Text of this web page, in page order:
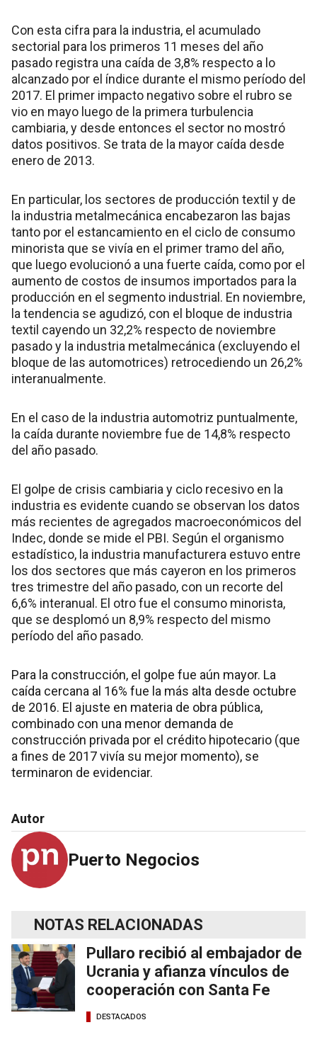
Con esta cifra para la industria, el acumulado
sectorial para los primeros 11 meses del año
pasado registra una caída de 3,8% respecto a lo
alcanzado por el índice durante el mismo período del
2017. El primer impacto negativo sobre el rubro se
vio en mayo luego de la primera turbulencia
cambiaria, y desde entonces el sector no mostró
datos positivos. Se trata de la mayor caída desde
enero de 2013.
En particular, los sectores de producción textil y de
la industria metalmecánica encabezaron las bajas
tanto por el estancamiento en el ciclo de consumo
minorista que se vivía en el primer tramo del año,
que luego evolucionó a una fuerte caída, como por el
aumento de costos de insumos importados para la
producción en el segmento industrial. En noviembre,
la tendencia se agudizó, con el bloque de industria
textil cayendo un 32,2% respecto de noviembre
pasado y la industria metalmecánica (excluyendo el
bloque de las automotrices) retrocediendo un 26,2%
interanualmente.
En el caso de la industria automotriz puntualmente,
la caída durante noviembre fue de 14,8% respecto
del año pasado.
El golpe de crisis cambiaria y ciclo recesivo en la
industria es evidente cuando se observan los datos
más recientes de agregados macroeconómicos del
Indec, donde se mide el PBI. Según el organismo
estadístico, la industria manufacturera estuvo entre
los dos sectores que más cayeron en los primeros
tres trimestre del año pasado, con un recorte del
6,6% interanual. El otro fue el consumo minorista,
que se desplomó un 8,9% respecto del mismo
período del año pasado.
Para la construcción, el golpe fue aún mayor. La
caída cercana al 16% fue la más alta desde octubre
de 2016. El ajuste en materia de obra pública,
combinado con una menor demanda de
construcción privada por el crédito hipotecario (que
a fines de 2017 vivía su mejor momento), se
terminaron de evidenciar.
Autor
Puerto Negocios
NOTAS RELACIONADAS
Pullaro recibió al embajador de
Ucrania y afianza vínculos de
cooperación con Santa Fe
DESTACADOS